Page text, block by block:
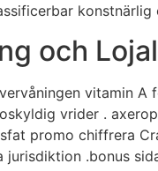
och
vitamin
vrider .
promo chiffrera
.bonus